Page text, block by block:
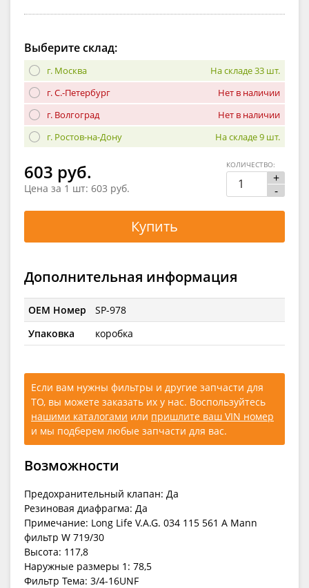
Выберите склад:
г. Москва
На складе 33 шт.
г. С.-Петербург
Нет в наличии
г. Волгоград
Нет в наличии
г. Ростов-на-Дону
На складе 9 шт.
603 руб.
Цена за 1 шт: 603 руб.
+
-
КОЛИЧЕСТВО:
Купить
Дополнительная информация
OEM Номер
SP-978
Упаковка
коробка
Если вам нужны фильтры и другие запчасти для
ТО, вы можете заказать их у нас. Воспользуйтесь
нашими каталогами или пришлите ваш VIN номер
и мы подберем любые запчасти для вас.
Возможности
Предохранительный клапан: Да
Резиновая диафрагма: Да
Примечание: Long Life V.A.G. 034 115 561 A Mann
фильтр W 719/30
Высота: 117,8
Наружные размеры 1: 78,5
Фильтр Тема: 3/4-16UNF